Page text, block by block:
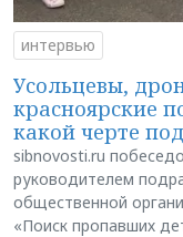
интервью
Усольцевы,
красноярские
какой черте
sibnovosti.ru
руководителем
общественной
«Поиск пропавших